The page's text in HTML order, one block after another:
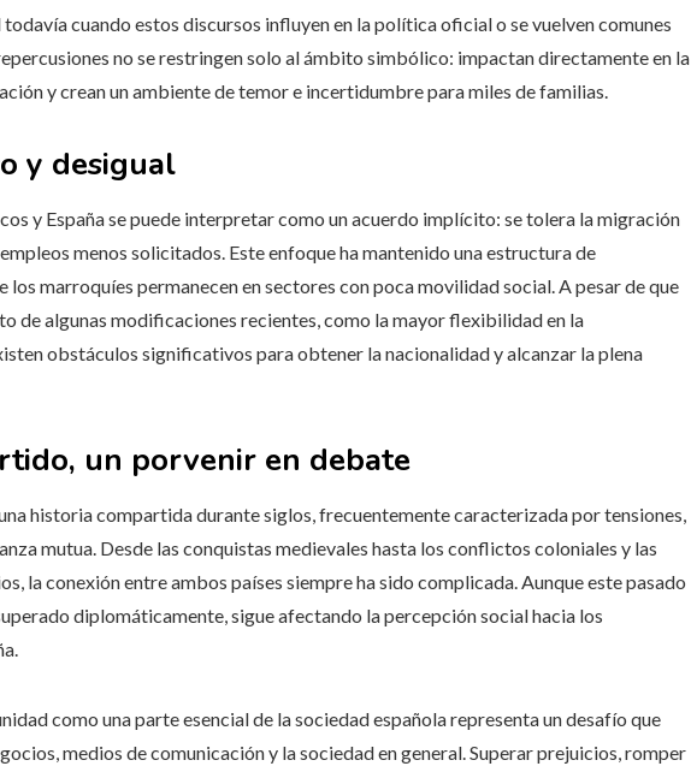
cuando estos discursos influyen en la política oficial o se vuelven comunes
no se restringen solo al ámbito simbólico: impactan directamente en la
y crean un ambiente de temor e incertidumbre para miles de familias.
y desigual
y España se puede interpretar como un acuerdo implícito: se tolera la migración
menos solicitados. Este enfoque ha mantenido una estructura de
los marroquíes permanecen en sectores con poca movilidad social. A pesar de que
de algunas modificaciones recientes, como la mayor flexibilidad en la
obstáculos significativos para obtener la nacionalidad y alcanzar la plena
un porvenir en debate
historia compartida durante siglos, frecuentemente caracterizada por tensiones,
mutua. Desde las conquistas medievales hasta los conflictos coloniales y las
la conexión entre ambos países siempre ha sido complicada. Aunque este pasado
diplomáticamente, sigue afectando la percepción social hacia los
como una parte esencial de la sociedad española representa un desafío que
medios de comunicación y la sociedad en general. Superar prejuicios, romper